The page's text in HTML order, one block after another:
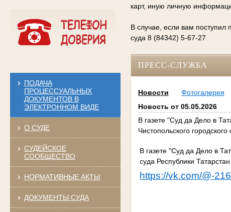
ПОДАЧА
ПРОЦЕССУАЛЬНЫХ
ДОКУМЕНТОВ В
ЭЛЕКТРОННОМ ВИДЕ
О СУДЕ
СУДЕЙСКОЕ
СООБЩЕСТВО
НОРМАТИВНЫЕ АКТЫ
ДОКУМЕНТЫ СУДА
карт, иную личную
В случае, если вам поступил
суда 8 (84342) 5-67-27
ПРЕСС-СЛУЖБА
Новости Фотогалерея
Новость от 05.05.2026
В газете "Суд да Дело в
Чистопольского
В газете "Суд да Дело в
суда Республики
https://vk.com/@-